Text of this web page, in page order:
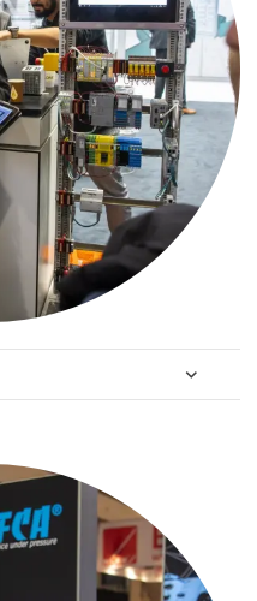
keyboard_arrow_down